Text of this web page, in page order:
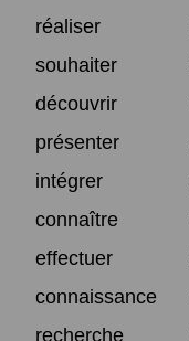
réaliser
souhaiter
découvrir
présenter
intégrer
connaître
effectuer
connaissance
recherche